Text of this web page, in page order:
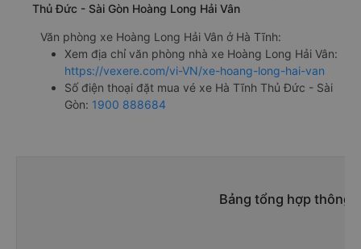
Thủ Đức - Sài Gòn Hoàng Long Hải Vân
Văn phòng xe Hoàng Long Hải Vân ở Hà Tĩnh:
Xem địa chỉ văn phòng nhà xe Hoàng Long Hải Vân:
https://vexere.com/vi-VN/xe-hoang-long-hai-van
Số điện thoại đặt mua vé xe Hà Tĩnh Thủ Đức - Sài
Gòn: 1900 888684
Bảng tổng hợp thông